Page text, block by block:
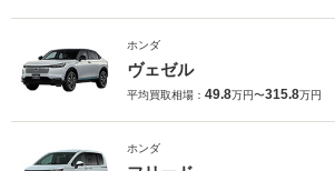
ホンダ
ヴェゼル
平均買取相場： 49.8万円〜315.8万円
ホンダ